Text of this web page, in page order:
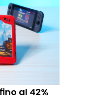
al 42%